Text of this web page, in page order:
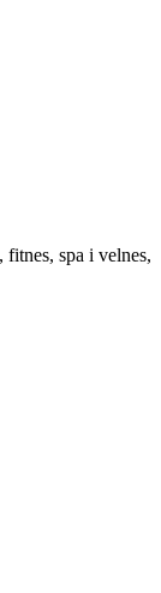
fitnes, spa i velnes,